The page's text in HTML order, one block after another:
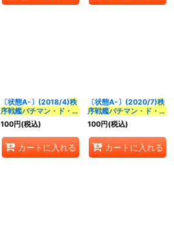
〔状態A-〕(2018/4)秩
序戦艦バチマン・ド・ゲ
ール-戦艦形態-【C】
{BS43-085}《白》
100円(税込)
カートに入れる
〔状態A-〕(2020/7)秩
序戦艦バチマン・ド・ゲ
ール-戦艦形態-(BSC36
収録)【C】{BS43-085}
《白》
100円(税込)
カートに入れる